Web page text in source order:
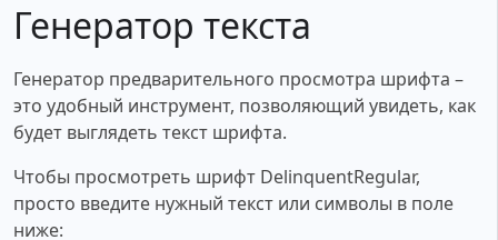
Генератор текста
Генератор предварительного просмотра шрифта –
это удобный инструмент, позволяющий увидеть, как
будет выглядеть текст шрифта.
Чтобы просмотреть шрифт DelinquentRegular,
просто введите нужный текст или символы в поле
ниже: